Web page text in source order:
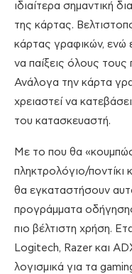
ιδιαίτερα σημαντική
της κάρτας.
κάρτας γραφικών, ενώ
να παίξεις όλους τους
Ανάλογα την κάρτα
χρειαστεί να
του κατασκευαστή.
Με το που θα
πληκτρολόγιο/
θα εγκαταστήσουν
προγράμματα
πιο βέλτιστη χρήση.
Logitech, Razer και
λογισμικά για τα